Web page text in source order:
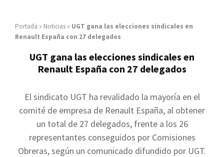
Portada » Noticias » UGT gana las elecciones sindicales en
Renault España con 27 delegados
UGT gana las elecciones sindicales en
Renault España con 27 delegados
El sindicato UGT ha revalidado la mayoría en el
comité de empresa de Renault España, al obtener
un total de 27 delegados, frente a los 26
representantes conseguidos por Comisiones
Obreras, según un comunicado difundido por UGT.